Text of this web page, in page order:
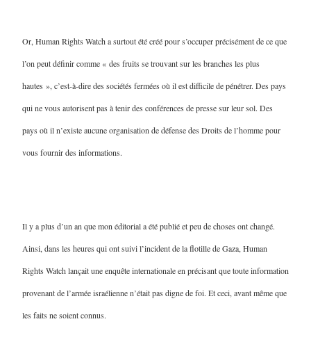
Or, Human Rights Watch a surtout été créé pour s’occuper précisément de ce que
l’on peut définir comme « des fruits se trouvant sur les branches les plus
hautes », c’est-à-dire des sociétés fermées où il est difficile de pénétrer. Des pays
qui ne vous autorisent pas à tenir des conférences de presse sur leur sol. Des
pays où il n’existe aucune organisation de défense des Droits de l’homme pour
vous fournir des informations.
Il y a plus d’un an que mon éditorial a été publié et peu de choses ont changé.
Ainsi, dans les heures qui ont suivi l’incident de la flotille de Gaza, Human
Rights Watch lançait une enquête internationale en précisant que toute information
provenant de l’armée israélienne n’était pas digne de foi. Et ceci, avant même que
les faits ne soient connus.